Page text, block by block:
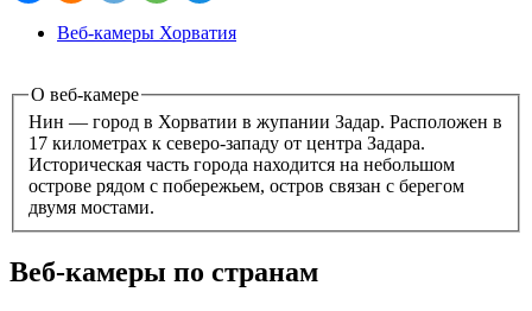
Веб-камеры Хорватия
О веб-камере
Нин — город в Хорватии в жупании Задар. Расположен в
17 километрах к северо-западу от центра Задара.
Историческая часть города находится на небольшом
острове рядом с побережьем, остров связан с берегом
двумя мостами.
Веб-камеры по странам